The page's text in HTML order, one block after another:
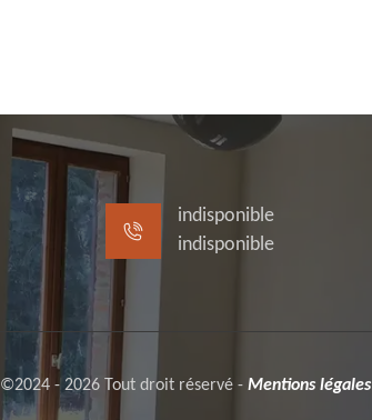
indisponible
indisponible
©2024 - 2026 Tout droit réservé - Mentions légales